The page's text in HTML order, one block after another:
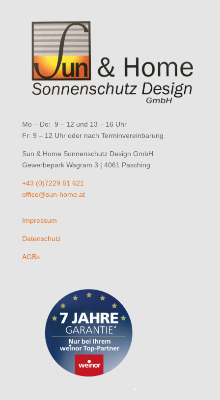
Mo – Do: 9 – 12 und 13 – 16 Uhr
Fr: 9 – 12 Uhr oder nach Terminvereinbarung
Sun & Home Sonnenschutz Design GmbH
Gewerbepark Wagram 3 | 4061 Pasching
+43 (0)7229 61 621
office@sun-home.at
Impressum
Datenschutz
AGBs